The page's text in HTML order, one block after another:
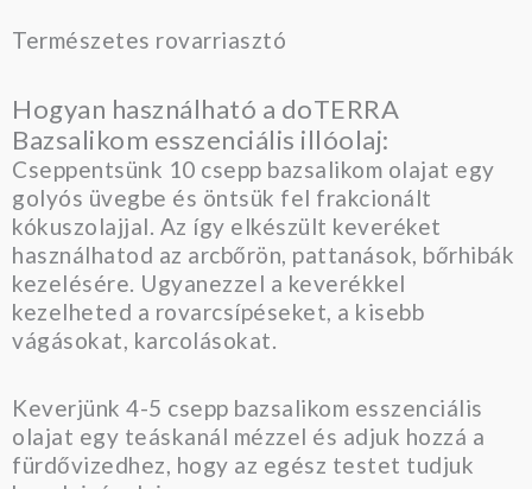
Természetes rovarriasztó
Hogyan használható a doTERRA
Bazsalikom esszenciális illóolaj:
Cseppentsünk 10 csepp bazsalikom olajat egy
golyós üvegbe és öntsük fel frakcionált
kókuszolajjal. Az így elkészült keveréket
használhatod az arcbőrön, pattanások, bőrhibák
kezelésére. Ugyanezzel a keverékkel
kezelheted a rovarcsípéseket, a kisebb
vágásokat, karcolásokat.
Keverjünk 4-5 csepp bazsalikom esszenciális
olajat egy teáskanál mézzel és adjuk hozzá a
fürdővizedhez, hogy az egész testet tudjuk